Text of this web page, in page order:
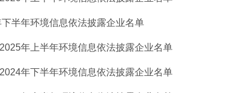
半年环境信息依法披露企业名单
年上半年环境信息依法披露企业名单
年下半年环境信息依法披露企业名单